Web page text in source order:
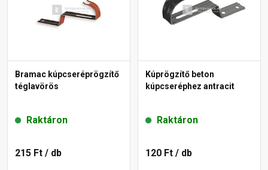
Bramac kúpcseréprögzítő
téglavörös
Raktáron
215 Ft / db
Kúprögzítő beton
kúpcseréphez antracit
Raktáron
120 Ft / db